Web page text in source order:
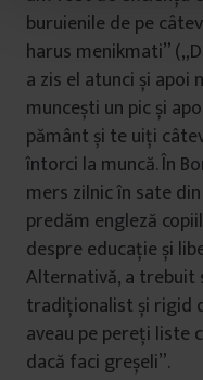
buruienile de pe
harus menikmati”
a zis el atunci și
muncești un pic și
pământ și te uiți
întorci la muncă. În
mers zilnic în sate
predăm engleză
despre educație și
Alternativă, a
tradiționalist și rigid
aveau pe pereți liste
dacă faci greșeli”.